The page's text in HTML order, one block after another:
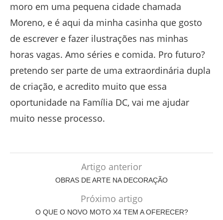
moro em uma pequena cidade chamada
Moreno, e é aqui da minha casinha que gosto
de escrever e fazer ilustrações nas minhas
horas vagas. Amo séries e comida. Pro futuro?
pretendo ser parte de uma extraordinária dupla
de criação, e acredito muito que essa
oportunidade na Família DC, vai me ajudar
muito nesse processo.
Artigo anterior
OBRAS DE ARTE NA DECORAÇÃO
Próximo artigo
O QUE O NOVO MOTO X4 TEM A OFERECER?